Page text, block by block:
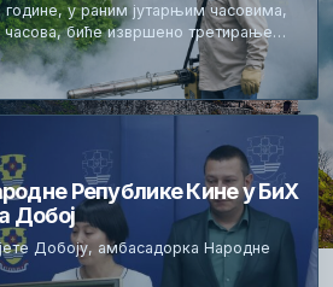
године, у раним јутарњим часовима,
биће извршено третирање…
Републике Кине у БиХ
Добој
Добоју, амбасадорка Народне